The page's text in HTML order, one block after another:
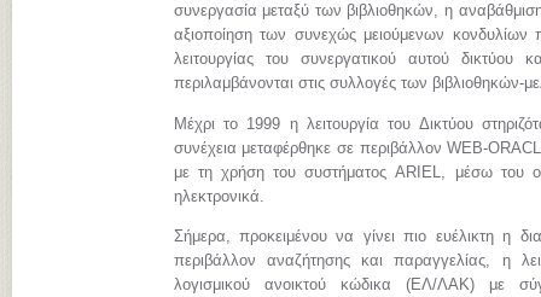
συνεργασία μεταξύ των βιβλιοθηκών, η
αξιοποίηση των συνεχώς μειούμενων κονδυλίων
λειτουργίας του συνεργατικού αυτού
περιλαμβάνονται στις συλλογές των βιβλιοθηκών-
Μέχρι το 1999 η λειτουργία του Δικτύου
συνέχεια μεταφέρθηκε σε περιβάλλον WEB-
με τη χρήση του συστήματος ARIEL, μέσω του
ηλεκτρονικά.
Σήμερα, προκειμένου να γίνει πιο ευέλικτη η
περιβάλλον αναζήτησης και παραγγελίας, η
λογισμικού ανοικτού κώδικα (ΕΛ/ΛΑΚ) με